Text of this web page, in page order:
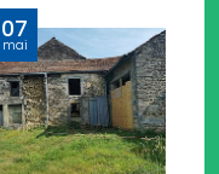
07
mai